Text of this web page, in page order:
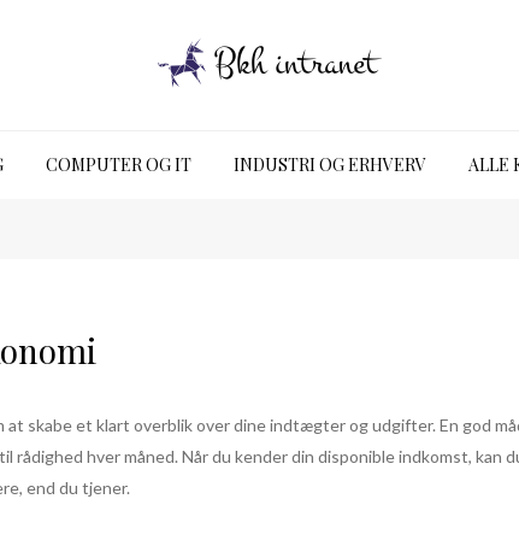
COMPUTER OG IT INDUSTRI OG ERHVERV ALLE
skabe et klart overblik over dine indtægter og udgifter. En god
rådighed hver måned. Når du kender din disponible indkomst,
end du tjener.